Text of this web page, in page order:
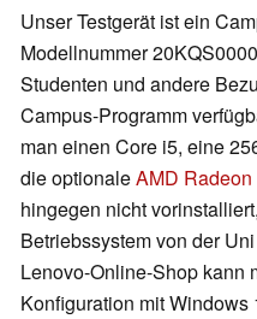
Unser Testgerät ist ein
Modellnummer
Studenten und andere
Campus-Programm
man einen Core i5, eine
die optionaleAMD
hingegen nicht
Betriebssystem von der
Lenovo-Online-Shop kann
Konfiguration mit